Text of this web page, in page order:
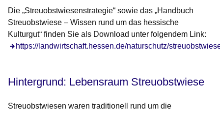
Die „Streuobstwiesenstrategie“ sowie das „Handbuch
Streuobstwiese – Wissen rund um das hessische
Kulturgut“ finden Sie als Download unter folgendem Link:
https://landwirtschaft.hessen.de/naturschutz/
Öffnet sich in einem neuen Fenster
Hintergrund: Lebensraum Streuobstwiese
Streuobstwiesen waren traditionell rund um die